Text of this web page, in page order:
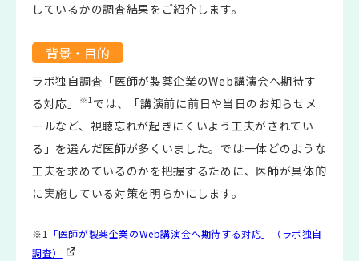
しているかの調査結果をご紹介します。
背景・目的
ラボ独自調査「医師が製薬企業のWeb講演会へ期待す
る対応」
※1では、「講演前に前日や当日のお知らせメ
ールなど、視聴忘れが起きにくいよう工夫がされてい
る」を選んだ医師が多くいました。では一体どのような
工夫を求めているのかを把握するために、医師が具体的
に実施している対策を明らかにします。
※1
「医師が製薬企業のWeb講演会へ期待する対応」（ラボ独自
調査）